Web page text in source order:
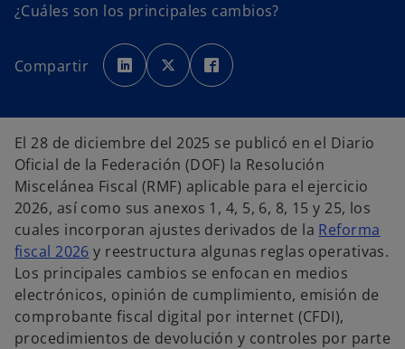
¿Cuáles son los principales cambios?
Compartir e
a
b
n
p
e
s
t
a
a
u
v
a
e
a
b
u
n
a
p
e
s
a
a
u
v
e
a
n
a
p
e
s
t
a
ñ
a
u
e
v
a
El 28 de diciembre del 2025 se publicó en el Diario
Oficial de la Federación (DOF) la Resolución
Miscelánea Fiscal (RMF) aplicable para el ejercicio
2026, así como sus anexos 1, 4, 5, 6, 8, 15 y 25, los
cuales incorporan ajustes derivados de la Reforma
fiscal 2026 y reestructura algunas reglas operativas.
Los principales cambios se enfocan en medios
electrónicos, opinión de cumplimiento, emisión de
comprobante fiscal digital por internet (CFDI),
procedimientos de devolución y controles por parte